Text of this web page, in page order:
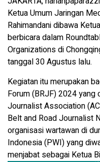
Ketua Umum Jaringan
Rahimandani dibawa
berbicara dalam
Organizations di
tanggal 30 Agustus lalu.
Kegiatan itu merupakan
Forum (BRJF) 2024 yang
Journalist Association
Belt and Road Journalist
organisasi wartawan di
Indonesia (PWI) yang
menjabat sebagai Ketua